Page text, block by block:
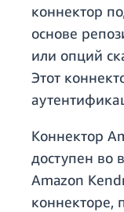
коннектор
основе
или опций
Этот
Коннектор
доступен во
Amazon
коннекторе,